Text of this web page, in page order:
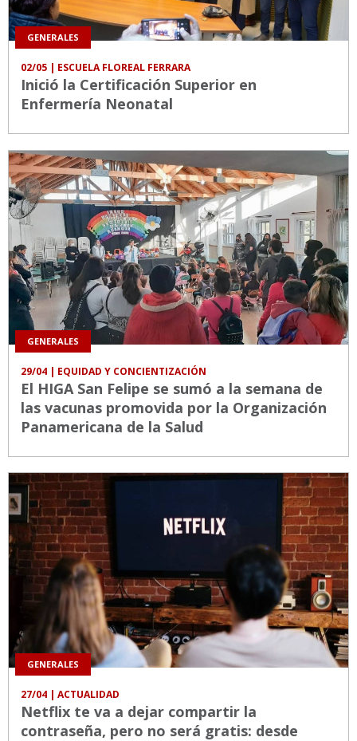
GENERALES
02/05 | ESCUELA FLOREAL FERRARA
Inició la Certificación Superior en
Enfermería Neonatal
GENERALES
29/04 | EQUIDAD Y CONCIENTIZACIÓN
El HIGA San Felipe se sumó a la semana de
las vacunas promovida por la Organización
Panamericana de la Salud
GENERALES
27/04 | ACTUALIDAD
Netflix te va a dejar compartir la
contraseña, pero no será gratis: desde